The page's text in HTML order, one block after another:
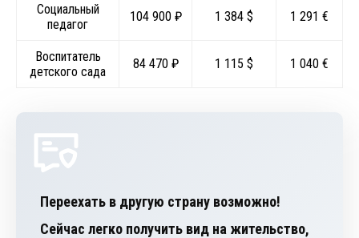
Социальный
педагог
104 900 ₽ 1 384 $ 1 291 €
Воспитатель
детского сада
84 470 ₽ 1 115 $ 1 040 €
Переехать в другую страну возможно!
Сейчас легко получить вид на жительство,